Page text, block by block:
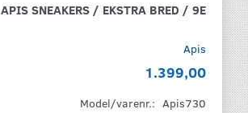
APIS SNEAKERS / EKSTRA BRED / 9E
Apis
1.399,00
Model/varenr.: Apis730